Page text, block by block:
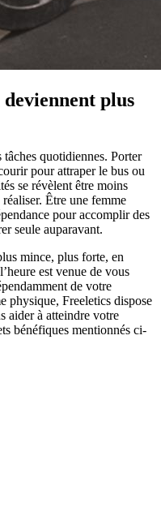
plus
quotidiennes. Porter
pour attraper le bus ou
se révèlent être moins
Être une femme
pour accomplir des
seule auparavant.
mince, plus forte, en
est venue de vous
de votre
physique, Freeletics dispose
aider à atteindre votre
bénéfiques mentionnés ci-